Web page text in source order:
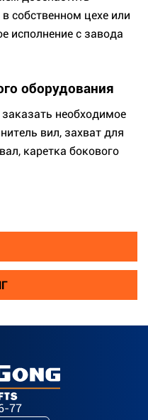
собственном цехе или
исполнение с завода
оборудования
необходимое
вил, захват для
каретка бокового
77